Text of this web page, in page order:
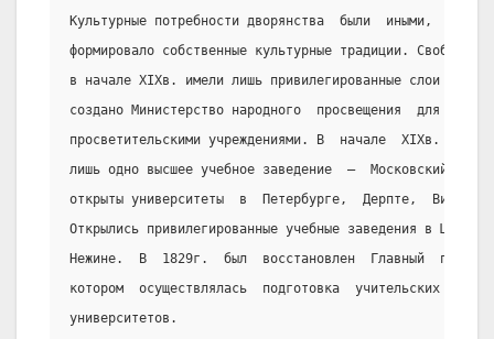
Культурные потребности дворянства  были  иными,  чем
формировало собственные культурные традиции.
в начале XIXв. имели лишь привилегированные слои
создано Министерство народного  просвещения  для
просветительскими учреждениями. В  начале  XIXв.  в
лишь одно высшее учебное заведение  –  Московский
открыты университеты  в  Петербурге,  Дерпте,
Открылись привилегированные учебные заведения в
Нежине.  В  1829г.  был  восстановлен  Главный
котором  осуществлялась  подготовка  учительских
университетов.